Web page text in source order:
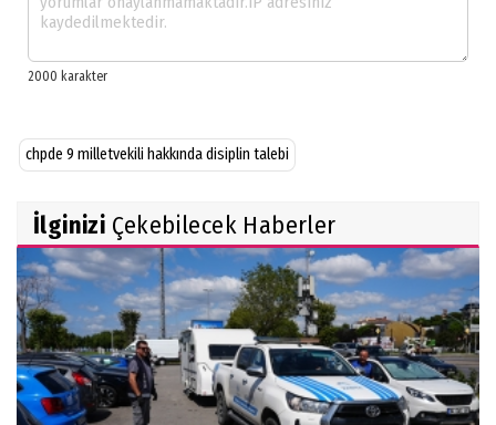
chpde 9 milletvekili hakkında disiplin talebi
İlginizi Çekebilecek Haberler